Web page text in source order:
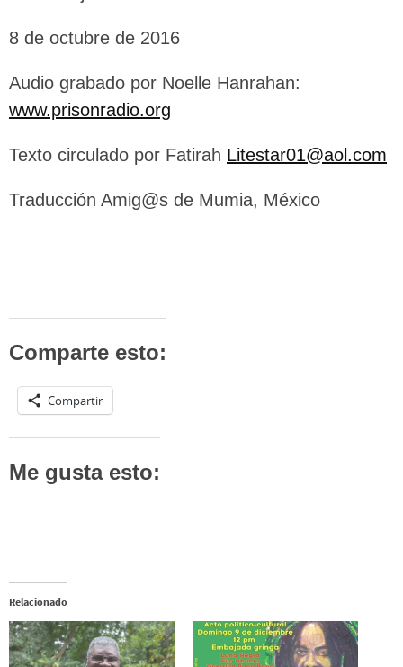
8 de octubre de 2016
Audio grabado por Noelle Hanrahan:
www.prisonradio.org
Texto circulado por Fatirah Litestar01@aol.com
Traducción Amig@s de Mumia, México
Comparte esto:
Compartir
Me gusta esto:
Relacionado